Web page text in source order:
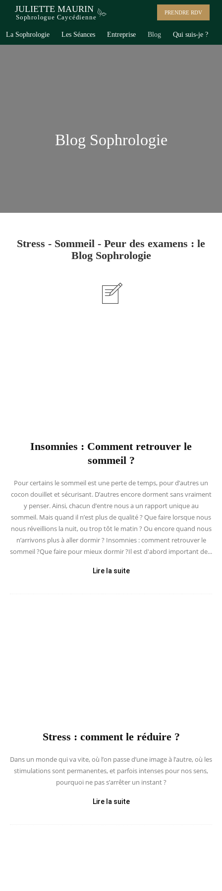
JULIETTE MAURIN
Sophrologue Caycédienne
PRENDRE RDV
La Sophrologie Les Séances Entreprise Blog Qui suis-je ?
Blog Sophrologie
Stress - Sommeil - Peur des examens : le
Blog Sophrologie
Insomnies : Comment retrouver le
sommeil ?
Pour certains le sommeil est une perte de temps, pour d’autres un
cocon douillet et sécurisant. D’autres encore dorment sans vraiment
y penser. Ainsi, chacun d’entre nous a un rapport unique au
sommeil. Mais quand il n’est plus de qualité ? Que faire lorsque nous
nous réveillions la nuit, ou trop tôt le matin ? Ou encore quand nous
n’arrivons plus à aller dormir ? Insomnies : comment retrouver le
sommeil ?Que faire pour mieux dormir ?Il est d'abord important de...
Lire la suite
Stress : comment le réduire ?
Dans un monde qui va vite, où l’on passe d’une image à l’autre, où les
stimulations sont permanentes, et parfois intenses pour nos sens,
pourquoi ne pas s’arrêter un instant ?
Lire la suite